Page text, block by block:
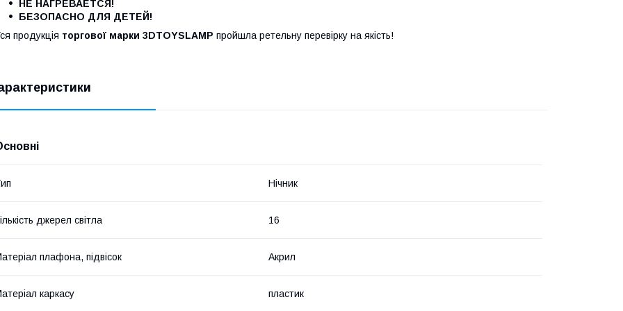
НЕ НАГРЕВАЕТСЯ!
БЕЗОПАСНО ДЛЯ ДЕТЕЙ!
продукція торгової марки 3DTOYSLAMP пройшла ретельну перевірку на якість!
Нічник
джерел світла 16
плафона, підвісок Акрил
каркасу пластик